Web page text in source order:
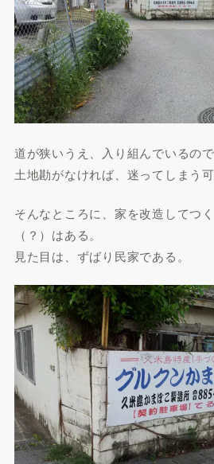
道が狭いうえ、入り組んでいるので
土地勘がなければ、迷ってしまう可
そんなところに、家を改造してつ
（？）はある。
見た目は、ずばり民家である。